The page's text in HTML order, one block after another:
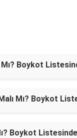
Boykot
Mı? Boykot
Boykot